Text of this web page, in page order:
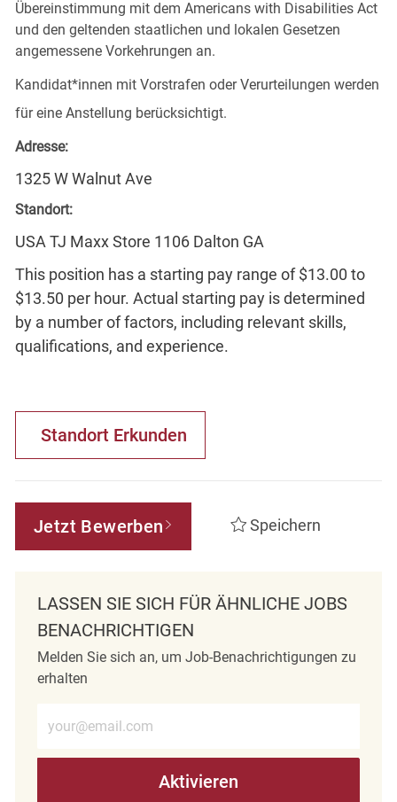
Übereinstimmung mit dem Americans with Disabilities Act
und den geltenden staatlichen und lokalen Gesetzen
angemessene Vorkehrungen an.
Kandidat*innen mit Vorstrafen oder Verurteilungen werden
für eine Anstellung berücksichtigt.
Adresse:
1325 W Walnut Ave
Standort:
USA TJ Maxx Store 1106 Dalton GA
This position has a starting pay range of $13.00 to
$13.50 per hour. Actual starting pay is determined
by a number of factors, including relevant skills,
qualifications, and experience.
Standort Erkunden
Jetzt Bewerben Speichern
LASSEN SIE SICH FÜR ÄHNLICHE JOBS
BENACHRICHTIGEN
Melden Sie sich an, um Job-Benachrichtigungen zu
erhalten
Aktivieren